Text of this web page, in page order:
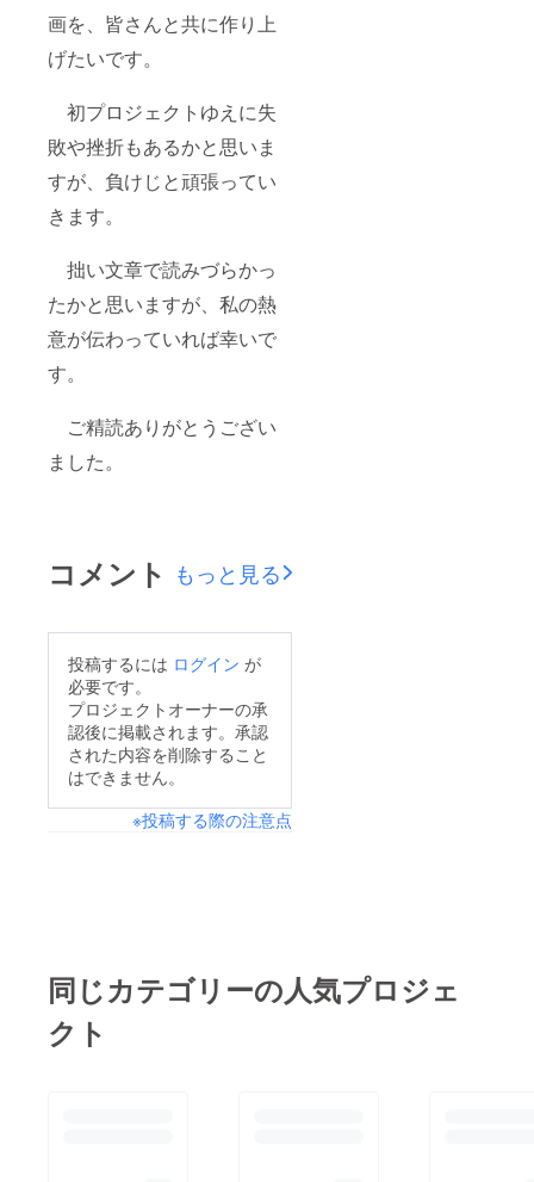
画を、皆さんと共に作り上
げたいです。
初プロジェクトゆえに失
敗や挫折もあるかと思いま
すが、負けじと頑張ってい
きます。
拙い文章で読みづらかっ
たかと思いますが、私の熱
意が伝わっていれば幸いで
す。
ご精読ありがとうござい
ました。
コメント もっと見る
投稿するには ログイン が
必要です。
プロジェクトオーナーの承
認後に掲載されます。承認
された内容を削除すること
はできません。
※投稿する際の注意点
同じカテゴリーの人気プロジェ
クト